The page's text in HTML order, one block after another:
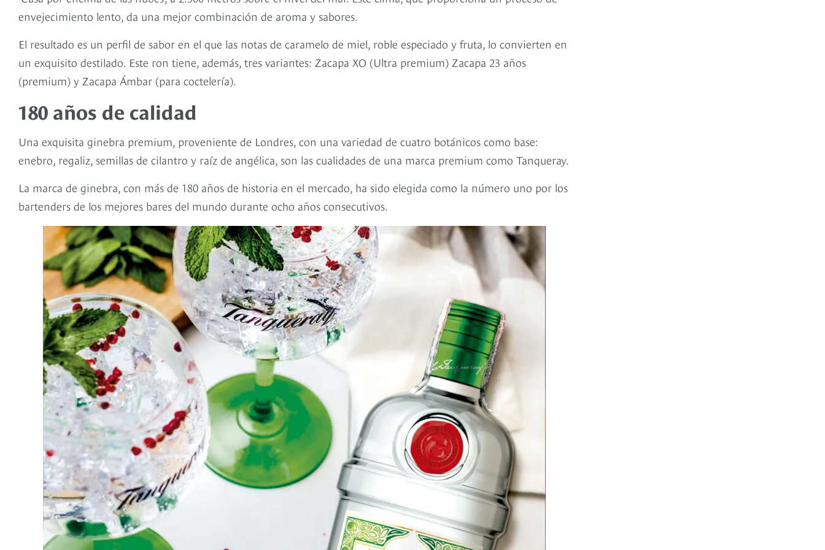
envejecimiento lento, da una mejor combinación de aroma y sabores.
El resultado es un perfil de sabor en el que las notas de caramelo de miel, roble especiado y fruta, lo convierten en
un exquisito destilado. Este ron tiene, además, tres variantes: Zacapa XO (Ultra premium) Zacapa 23 años
(premium) y Zacapa Ámbar (para coctelería).
180 años de calidad
Una exquisita ginebra premium, proveniente de Londres, con una variedad de cuatro botánicos como base:
enebro, regaliz, semillas de cilantro y raíz de angélica, son las cualidades de una marca premium como Tanqueray.
La marca de ginebra, con más de 180 años de historia en el mercado, ha sido elegida como la número uno por los
bartenders de los mejores bares del mundo durante ocho años consecutivos.